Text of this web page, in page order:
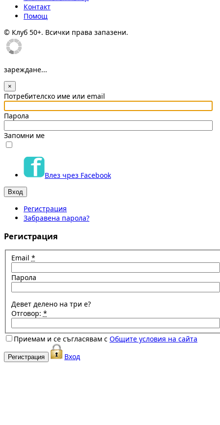
Контакт
Помощ
© Клуб 50+. Всички права запазени.
зареждане...
×
Потребителско име или email
Парола
Запомни ме
Влез чрез Facebook
Регистрация
Забравена парола?
Регистрация
Email *
Парола
Девет делено на три е?
Отговор: *
Приемам и се съгласявам с Общите условия на сайта
Вход